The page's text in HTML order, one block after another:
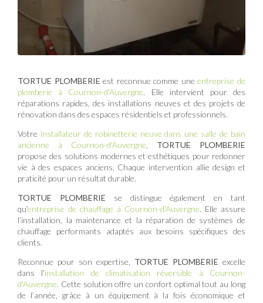
TORTUE PLOMBERIE est reconnue comme uneentreprise de
plomberie à Cournon-d'Auvergne. Elle intervient pour des
réparations rapides, des installations neuves et des projets de
rénovation dans des espaces résidentiels et professionnels.
Votre installateur de robinetterie neuve dans une salle de bain
ancienne à Cournon-d'Auvergne
TORTUE PLOMBERIE
propose des solutions modernes et esthétiques pour redonner
vie à des espaces anciens. Chaque intervention allie design et
praticité pour un résultat durable.
TORTUE PLOMBERIE se distingue également en tant
qu’entreprise de chauffage à Cournon-d'Auvergne. Elle assure
l’installation, la maintenance et la réparation de systèmes de
chauffage performants adaptés aux besoins spécifiques des
clients.
Reconnue pour son expertise, TORTUE PLOMBERIE excelle
dans l’installation de climatisation réversible à Cournon-
d'Auvergne. Cette solution offre un confort optimal tout au long
de l’année, grâce à un équipement à la fois économique et